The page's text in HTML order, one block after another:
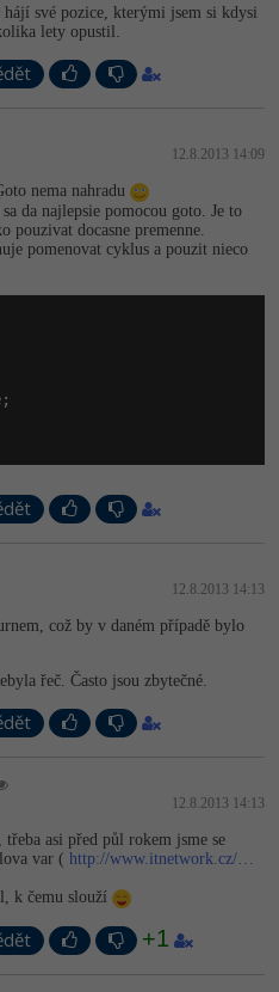
své pozice, kterými jsem si kdysi
lety opustil.
12.8.2013 14:09
nema nahradu
da najlepsie pomocou goto. Je to
pouzivat docasne premenne.
pomenovat cyklus a pouzit nieco
12.8.2013 14:13
což by v daném případě bylo
řeč. Často jsou zbytečné.
12.8.2013 14:13
asi před půl rokem jsme se
var ( http://www.itnetwork.cz/…
k čemu slouží
+1